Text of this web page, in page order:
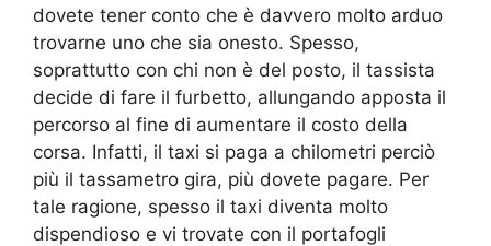
dovete tener conto che è davvero molto arduo
trovarne uno che sia onesto. Spesso,
soprattutto con chi non è del posto, il tassista
decide di fare il furbetto, allungando apposta il
percorso al fine di aumentare il costo della
corsa. Infatti, il taxi si paga a chilometri perciò
più il tassametro gira, più dovete pagare. Per
tale ragione, spesso il taxi diventa molto
dispendioso e vi trovate con il portafogli